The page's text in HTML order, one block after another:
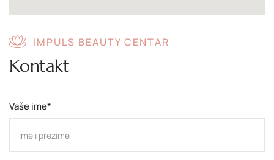
IMPULS BEAUTY CENTAR
Kontakt
Vaše ime*